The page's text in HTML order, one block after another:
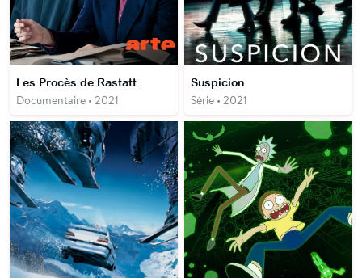
Les Procès de Rastatt
Documentaire • 2021
Suspicion
Série • 2021